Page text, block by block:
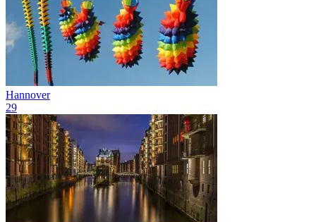
Hannover
29